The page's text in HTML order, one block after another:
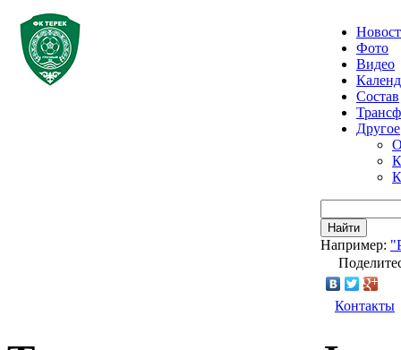
Фото
Видео
Состав
Другое
Найти
Например:
Контакты